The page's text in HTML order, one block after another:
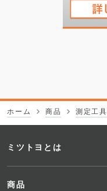
ホーム 商品 測定工具
フ
ッ
ミツトヨとは
商品